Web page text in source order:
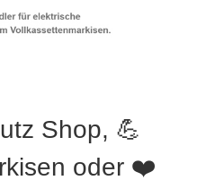
Shop, 💪
oder ❤️